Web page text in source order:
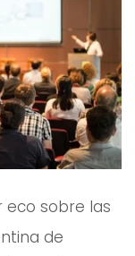
eco sobre las
de